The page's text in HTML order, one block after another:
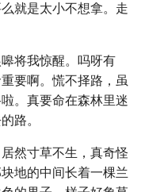
就是太小不想拿。走
将我惊醒。吗呀有
要啊。慌不择路，虽
。真要命在森林里迷
路。
然寸草不生，真奇怪
地的中间长着一棵兰